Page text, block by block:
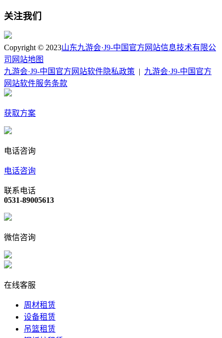
关注我们
Copyright © 2023山东九游会·J9-中国官方网站信息技术有限公
司 网站地图
九游会·J9-中国官方网站软件隐私政策
九游会·J9-中国官方
网站软件服务条款
获取方案
电话咨询
电话咨询
联系电话
0531-89005613
微信咨询
在线客服
周材租赁
设备租赁
吊篮租赁